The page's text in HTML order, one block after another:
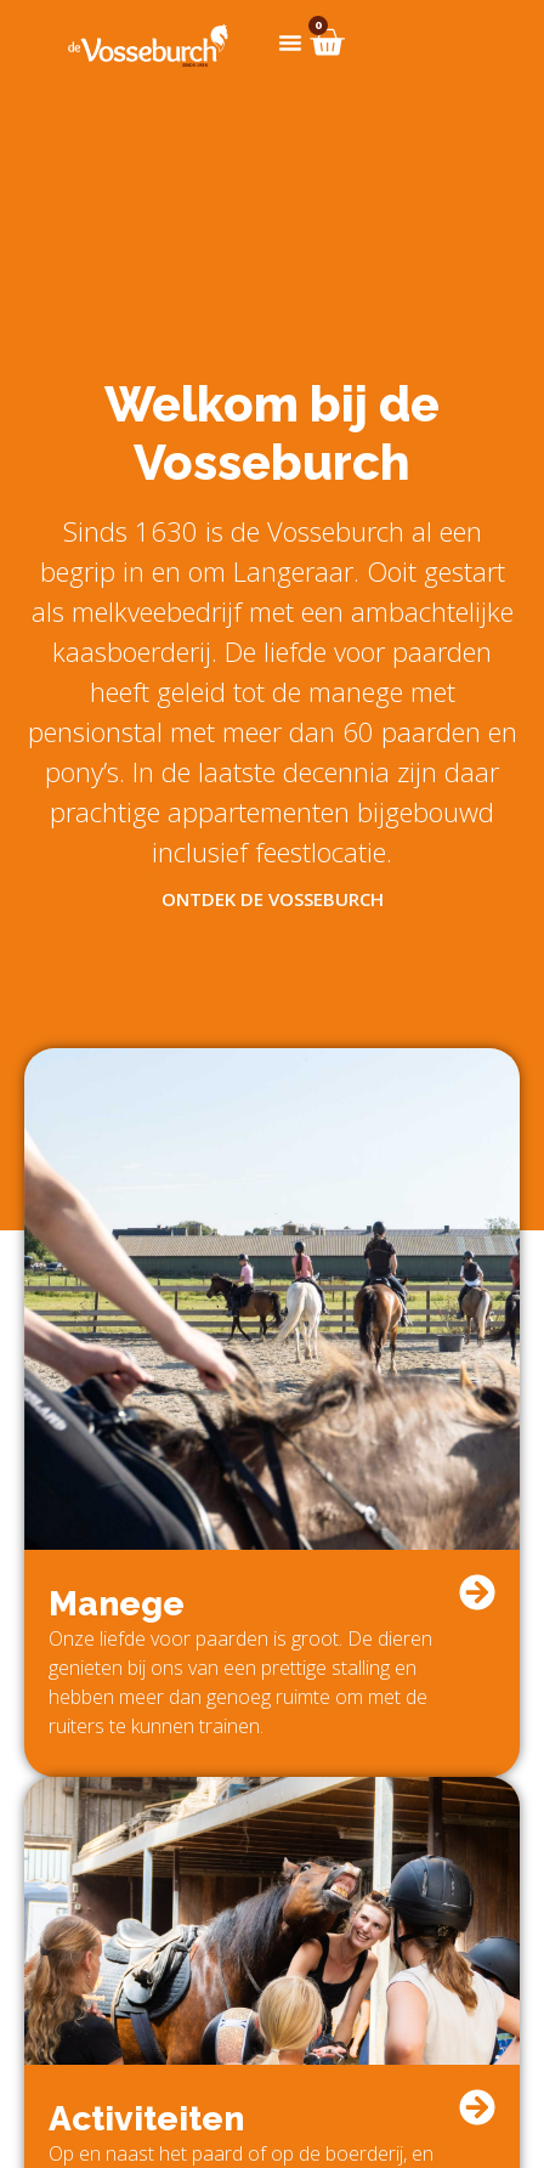
0
Welkom bij de
Vosseburch
Sinds 1630 is de Vosseburch al een
begrip in en om Langeraar. Ooit gestart
als melkveebedrijf met een ambachtelijke
kaasboerderij. De liefde voor paarden
heeft geleid tot de manege met
pensionstal met meer dan 60 paarden en
pony’s. In de laatste decennia zijn daar
prachtige appartementen bijgebouwd
inclusief feestlocatie.
ONTDEK DE VOSSEBURCH
Manege
Onze liefde voor paarden is groot. De dieren
genieten bij ons van een prettige stalling en
hebben meer dan genoeg ruimte om met de
ruiters te kunnen trainen.
Activiteiten
Op en naast het paard of op de boerderij, en